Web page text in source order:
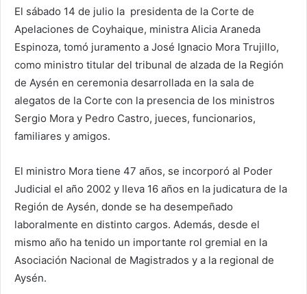
El sábado 14 de julio la presidenta de la Corte de
Apelaciones de Coyhaique, ministra Alicia Araneda
Espinoza, tomó juramento a José Ignacio Mora Trujillo,
como ministro titular del tribunal de alzada de la Región
de Aysén en ceremonia desarrollada en la sala de
alegatos de la Corte con la presencia de los ministros
Sergio Mora y Pedro Castro, jueces, funcionarios,
familiares y amigos.
El ministro Mora tiene 47 años, se incorporó al Poder
Judicial el año 2002 y lleva 16 años en la judicatura de la
Región de Aysén, donde se ha desempeñado
laboralmente en distinto cargos. Además, desde el
mismo año ha tenido un importante rol gremial en la
Asociación Nacional de Magistrados y a la regional de
Aysén.